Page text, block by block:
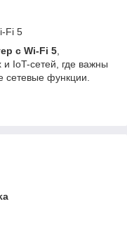
Fi 5
с Wi-Fi 5
IoT-сетей, где важны
сетевые функции.